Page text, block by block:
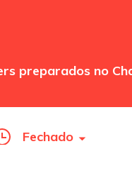
preparados no
Fechado